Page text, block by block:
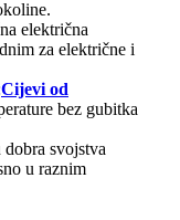
električna
za električne i
Cijevi od
bez gubitka
dobra svojstva
u raznim